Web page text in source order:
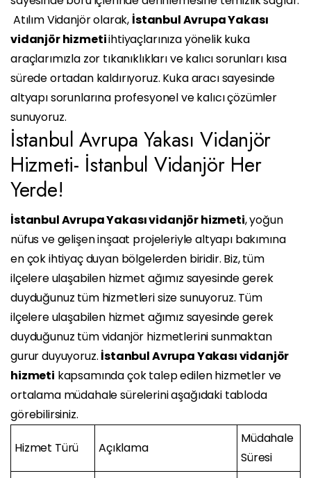
Atılım Vidanjör olarak, İstanbul Avrupa Yakası
vidanjör hizmetiihtiyaçlarınıza yönelik kuka
araçlarımızla zor tıkanıklıkları ve kalıcı sorunları kısa
sürede ortadan kaldırıyoruz. Kuka aracı sayesinde
altyapı sorunlarına profesyonel ve kalıcı çözümler
sunuyoruz.
İstanbul Avrupa Yakası Vidanjör
Hizmeti- İstanbul Vidanjör Her
Yerde!
İstanbul Avrupa Yakası vidanjör hizmeti, yoğun
nüfus ve gelişen inşaat projeleriyle altyapı bakımına
en çok ihtiyaç duyan bölgelerden biridir. Biz, tüm
ilçelere ulaşabilen hizmet ağımız sayesinde gerek
duyduğunuz tüm hizmetleri size sunuyoruz. Tüm
ilçelere ulaşabilen hizmet ağımız sayesinde gerek
duyduğunuz tüm vidanjör hizmetlerini sunmaktan
gurur duyuyoruz. İstanbul Avrupa Yakası vidanjör
hizmeti kapsamında çok talep edilen hizmetler ve
ortalama müdahale sürelerini aşağıdaki tabloda
görebilirsiniz.
Hizmet Türü Açıklama
Müdahale
Süresi